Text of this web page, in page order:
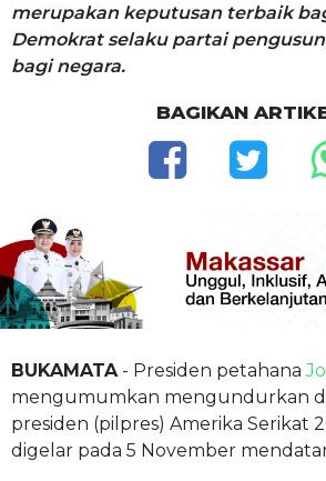
merupakan keputusan terbaik
Demokrat selaku partai
bagi negara.
BAGIKAN
BUKAMATA - Presiden petahana
mengumumkan mengundurkan
presiden (pilpres) Amerika Serikat
digelar pada 5 November